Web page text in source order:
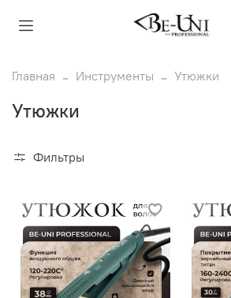
Главная Инструменты Утюжки
Утюжки
Фильтры